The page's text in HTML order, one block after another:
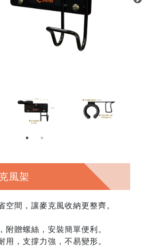
風架
空間，讓麥克風收納更整齊。
附贈螺絲，安裝簡單便利。
用，支撐力強，不易變形。